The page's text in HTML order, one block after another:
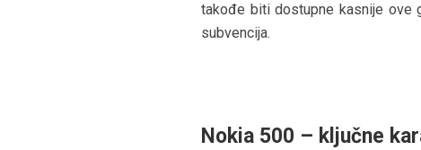
takođe biti dostupne kasnije ove
subvencija.
Nokia 500 – ključne